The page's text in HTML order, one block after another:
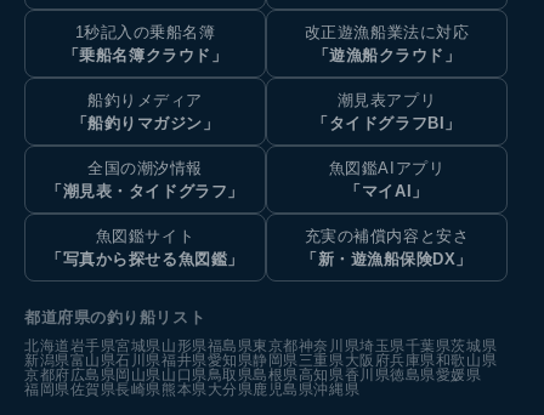
1秒記入の乗船名簿
「乗船名簿クラウド」
改正遊漁船業法に対応
「遊漁船クラウド」
船釣りメディア
「船釣りマガジン」
潮見表アプリ
「タイドグラフBI」
全国の潮汐情報
「潮見表・タイドグラフ」
魚図鑑AIアプリ
「マイAI」
魚図鑑サイト
「写真から探せる魚図鑑」
充実の補償内容と安さ
「新・遊漁船保険DX」
都道府県の釣り船リスト
北海道 岩手県宮城県 山形県福島県東京都神奈川県埼玉県千葉県茨城県
新潟県富山県石川県福井県愛知県静岡県 三重県 大阪府兵庫県和歌山県
京都府広島県岡山県 山口県 鳥取県島根県高知県香川県徳島県愛媛県
福岡県佐賀県長崎県 熊本県 大分県 鹿児島県沖縄県